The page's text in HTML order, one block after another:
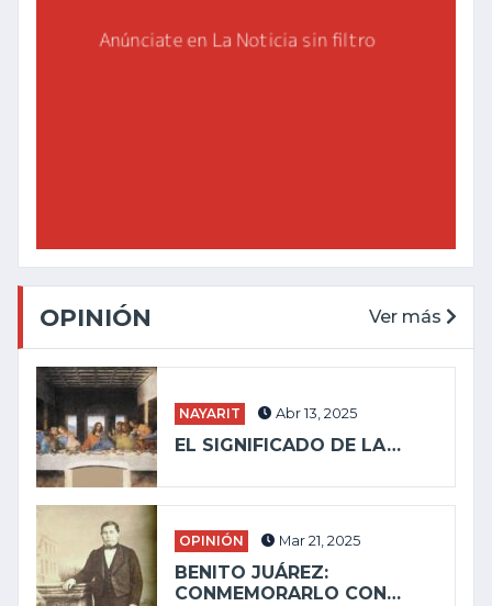
OPINIÓN Ver más
NAYARIT Abr 13, 2025
EL SIGNIFICADO DE LA…
OPINIÓN Mar 21, 2025
BENITO JUÁREZ:
CONMEMORARLO CON…